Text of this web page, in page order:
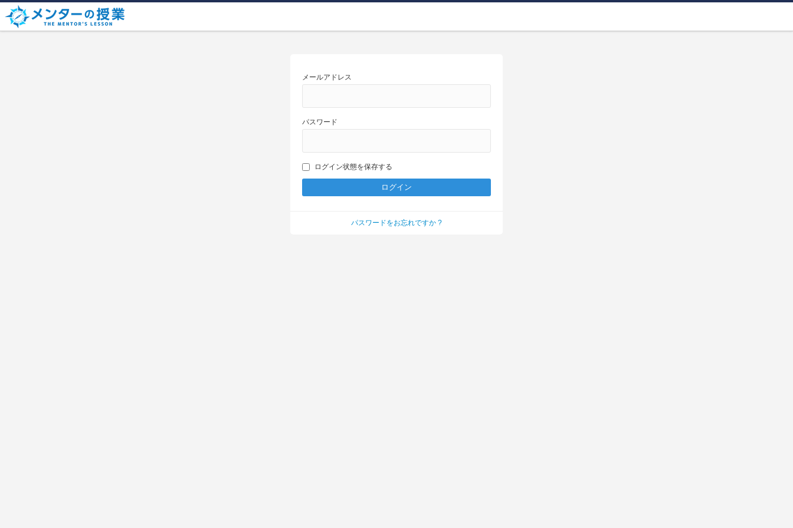
メールアドレス
パスワード
ログイン状態を保存する
パスワードをお忘れですか ?